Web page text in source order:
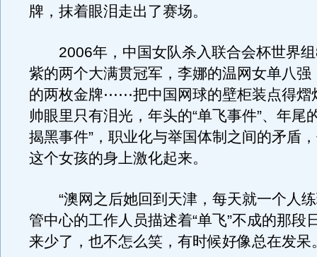
牌，抹着眼泪走出了赛场。
2006年，中国女队杀入联合会杯世界组
紫的两个大满贯冠军，李娜的温网女单八强
的两枚金牌⋯⋯把中国网球的壁柜装点得熠
帅眼里只有泪光，年头的“单飞事件”、年尾
揭黑事件”，职业化与举国体制之间的矛盾
这个女孩的身上激化起来。
“澳网之后她回到天津，每天就一个人练
管中心的工作人员描述着“单飞”不成的那段
来少了，也不怎么笑，有时候好像总在发呆